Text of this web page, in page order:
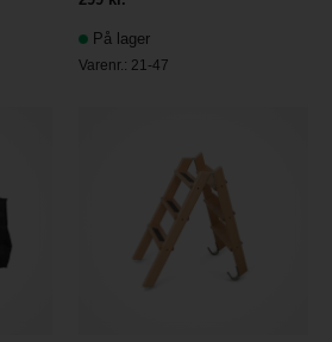
På lager
Varenr.: 21-47